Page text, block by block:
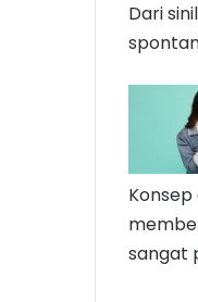
Dari
sangat